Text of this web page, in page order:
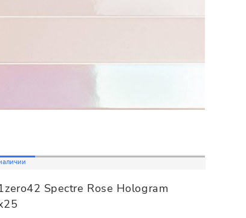
Spectre Rose Hologram